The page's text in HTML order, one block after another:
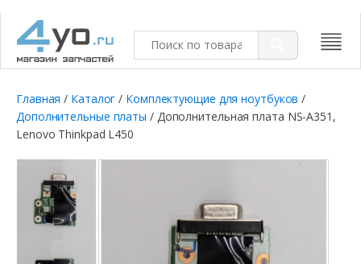
Главная / Каталог / Комплектующие для ноутбуков /
Дополнительные платы / Дополнительная плата NS-A351,
Lenovo Thinkpad L450